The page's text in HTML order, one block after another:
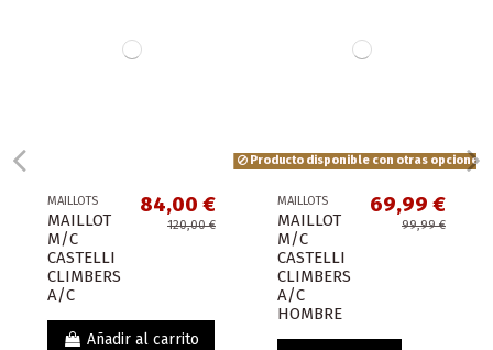
MAILLOTS
MAILLOT
M/C
CASTELLI
CLIMBERS
A/C
84,00 €
120,00 €
Añadir al carrito
Producto disponible con otras opciones
MAILLOTS
MAILLOT
M/C
CASTELLI
CLIMBERS
A/C
HOMBRE
69,99 €
99,99 €